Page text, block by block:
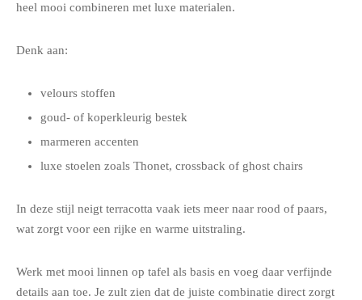
heel mooi combineren met luxe materialen.
Denk aan:
velours stoffen
goud- of koperkleurig bestek
marmeren accenten
luxe stoelen zoals Thonet, crossback of ghost chairs
In deze stijl neigt terracotta vaak iets meer naar rood of paars,
wat zorgt voor een rijke en warme uitstraling.
Werk met mooi linnen op tafel als basis en voeg daar verfijnde
details aan toe. Je zult zien dat de juiste combinatie direct zorgt